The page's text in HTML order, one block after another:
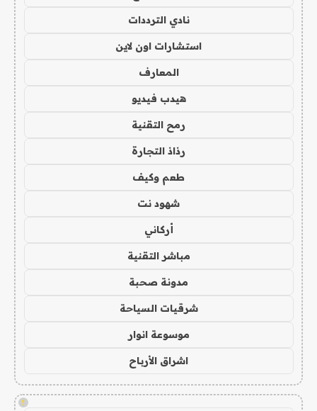
نادي الترددات
استشارات اون لاين
المعارف
هيدب فيديو
رمح التقنية
رذاذ التجارة
طعم وكيف
شهود نت
أركاني
مباشر التقنية
مدونة صحبة
شرقيات السياحة
موسوعة انوار
اشراق الأرباح
!